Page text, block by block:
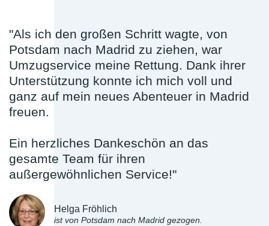
"Als ich den großen Schritt wagte, von
Potsdam nach Madrid zu ziehen, war
Umzugservice meine Rettung. Dank ihrer
Unterstützung konnte ich mich voll und
ganz auf mein neues Abenteuer in Madrid
freuen.
Ein herzliches Dankeschön an das
gesamte Team für ihren
außergewöhnlichen Service!"
Helga Fröhlich
ist von Potsdam nach Madrid gezogen.